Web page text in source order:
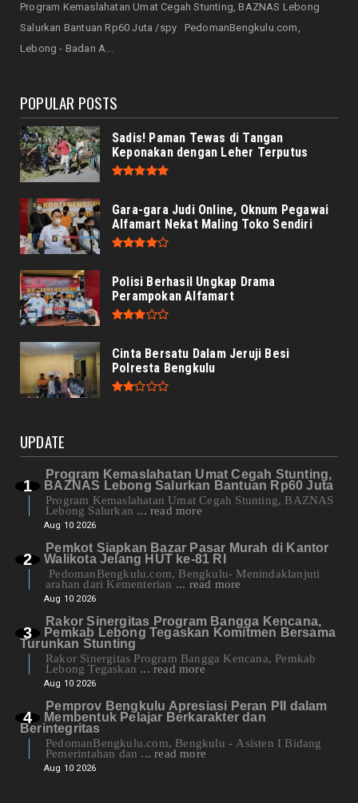
DLH dan Damkar Kolaborasi Jaga Keasrian
Taman Kota di Musim ...
Program Kemaslahatan Umat Cegah Stunting, BAZNAS Lebong
Salurkan Bantuan Rp60 Juta /spy PedomanBengkulu.com,
Lebong - Badan A...
POPULAR POSTS
Sadis! Paman Tewas di Tangan
Keponakan dengan Leher Terputus
Gara-gara Judi Online, Oknum Pegawai
Alfamart Nekat Maling Toko Sendiri
Polisi Berhasil Ungkap Drama
Perampokan Alfamart
Cinta Bersatu Dalam Jeruji Besi
Polresta Bengkulu
UPDATE
Program Kemaslahatan Umat Cegah Stunting,
BAZNAS Lebong Salurkan Bantuan Rp60 Juta
Program Kemaslahatan Umat Cegah Stunting, BAZNAS
Lebong Salurkan ... read more
Aug 10 2026
Pemkot Siapkan Bazar Pasar Murah di Kantor
Walikota Jelang HUT ke-81 RI
PedomanBengkulu.com, Bengkulu- Menindaklanjuti
arahan dari Kementerian ... read more
Aug 10 2026
Rakor Sinergitas Program Bangga Kencana,
Pemkab Lebong Tegaskan Komitmen Bersama
Turunkan Stunting
Rakor Sinergitas Program Bangga Kencana, Pemkab
Lebong Tegaskan ... read more
Aug 10 2026
Pemprov Bengkulu Apresiasi Peran PII dalam
Membentuk Pelajar Berkarakter dan
Berintegritas
PedomanBengkulu.com, Bengkulu - Asisten I Bidang
Pemerintahan dan ... read more
Aug 10 2026